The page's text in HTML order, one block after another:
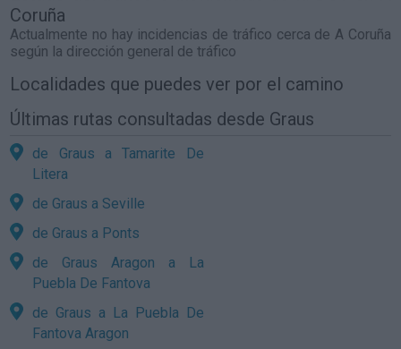
Coruña
Actualmente no hay incidencias de tráfico cerca deA Coruña
según la dirección general de tráfico
Localidades que puedes ver por el camino
Últimas rutas consultadas desde Graus
de Graus a Tamarite De
Litera
de Graus a Seville
de Graus a Ponts
de Graus Aragon a La
Puebla De Fantova
de Graus a La Puebla De
Fantova Aragon